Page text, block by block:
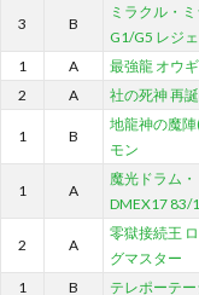
3 B
ミラクル・
G1/G5 レジ
1 A 最強龍 オウ
2
A 社の死神 再
1 B
地龍神の魔
モン
1 A
魔光ドラム
DMEX17 83/
2 A
零獄接続王
グマスター
1 B テレポーテ